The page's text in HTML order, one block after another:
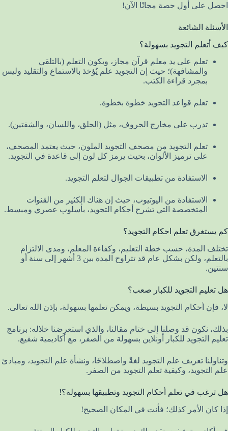
احصل على أول حصة مجانًا الآن!
الأسئلة الشائعة
كيف أتعلم التجويد بسهولة؟
تعلم على يد معلم قرآن مجاز، ويكون التعلم (بالتلقي
والمشافهة)؛ حيث إن التجويد علم يُؤخذ بالاستماع والتقليد وليس
بمجرد قراءة الكتب.
تعلم قواعد التجويد خطوة بخطوة.
تدرب على مخارج الحروف، مثل (الحلق، واللسان، والشفتين).
تعلم التجويد من مصحف التجويد الملون، حيث يعتمد المصحف،
على ترميز الألوان، بحيث يرمز كل لون إلى قاعدة في التجويد.
الاستفادة من تطبيقات الجوال لتعلم التجويد.
الاستفادة من اليوتيوب، حيث إن هناك الكثير من القنوات
المتخصصة التي تشرح أحكام التجويد، بأسلوب عصري ومبسط.
كم يستغرق تعلم احكام التجويد؟
تختلف المدة، حسب خطة التعليم، وكفاءة المعلم، ومدى الالتزام
بالتعلم، ولكن بشكل عام قد تتراوح المدة بين 3 أشهر إلى سنة أو
سنتين.
هل تعليم التجويد للكبار صعب؟
لا، فإن أحكام التجويد بسيطة، ويمكن تعلمها بسهولة، بإذن الله تعالى.
بذلك، نكون قد وصلنا إلى ختام مقالنا، والذي استعرضنا خلاله: برنامج
تعليم التجويد للكبار أونلاين بسهولة من الصفر، مع أكاديمية شفيع.
وتناولنا تعريف علم التجويد لغةً واصطلاحًا، ونشأة علم التجويد، ومبادئ
علم التجويد، وكيفية تعلم التجويد من الصفر.
هل ترغب في تعلم أحكام التجويد وتطبيقها بسهولة؟!
إذا كان الأمر كذلك؛ فأنت في المكان الصحيح!